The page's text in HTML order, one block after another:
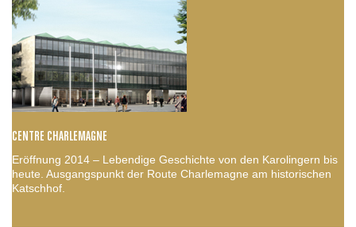
CENTRE CHARLEMAGNE
Eröffnung 2014 – Lebendige Geschichte von den Karolingern bis
heute. Ausgangspunkt der Route Charlemagne am historischen
Katschhof.